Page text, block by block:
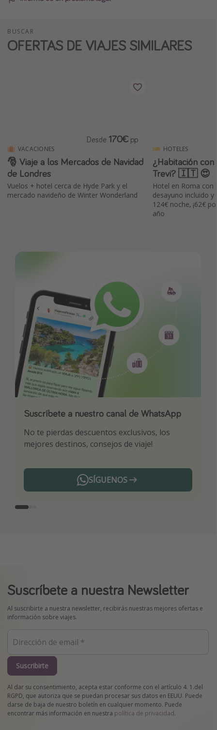
BUSCAR
OFERTAS DE VIAJES SIMILARES
VACACIONES
🎅 Viaje a los Mercados de Navidad
de Londres
Vuelos + hotel cerca de Hyde Park y el
mercado navideño de Winter Wonderland
Desde 170€ pp
HOTELES
¿Habitación con
Trevi? 🇮🇹 😍
Hotel en Roma con
desayuno incluido y
124€ noche, ¡62€
año
Suscríbete a nuestro canal de WhatsApp
No te pierdas descuentos exclusivos, los
mejores destinos, consejos de viaje!
SÍGUENOS
Descarga nuestra app
Sé el primero en reservar nuestros chollazos
¡Suscríbete a nuestro canal de Telegram!
¡Recibe las mejores ofertas seleccionadas para
ti por nuestros expertos en viajes
Telegram
Suscríbete a nuestra Newsletter
Al suscribirte a nuestra newsletter, recibirás nuestras mejores ofertas e
información sobre viajes.
Suscribirte
Al dar su consentimiento, acepta estar conforme con el artículo 4. 1.del
RGPD, que autoriza que se puedan procesar sus datos en EEUU. Puede
darse de baja de nuestro boletín en cualquier momento. Puede
encontrar más información en nuestra política de privacidad.